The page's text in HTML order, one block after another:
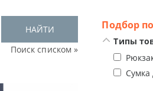
НАЙТИ
Поиск списком »
Подбор
Типы
Сумка